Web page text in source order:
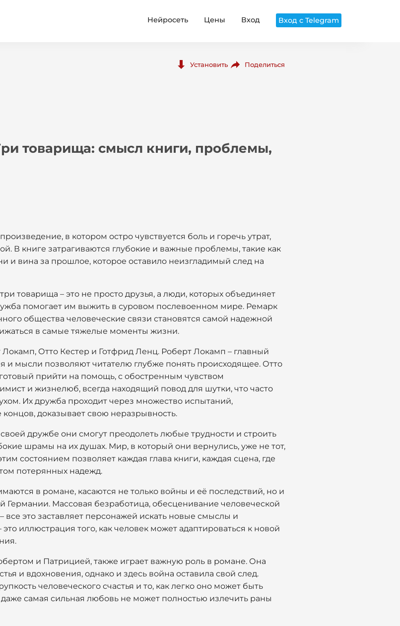
Нейросеть Цены Вход Вход с Telegram
Установить Поделиться
товарища: смысл книги, проблемы,
в котором остро чувствуется боль и горечь утрат,
В книге затрагиваются глубокие и важные проблемы, такие как
и вина за прошлое, которое оставило неизгладимый след на
товарища – это не просто друзья, а люди, которых объединяет
помогает им выжить в суровом послевоенном мире. Ремарк
общества человеческие связи становятся самой надежной
в самые тяжелые моменты жизни.
Отто Кестер и Готфрид Ленц. Роберт Локамп – главный
и мысли позволяют читателю глубже понять происходящее. Отто
прийти на помощь, с обостренным чувством
и жизнелюб, всегда находящий повод для шутки, что часто
Их дружба проходит через множество испытаний,
доказывает свою неразрывность.
дружбе они смогут преодолеть любые трудности и строить
шрамы на их душах. Мир, в который они вернулись, уже не тот,
состоянием позволяет каждая глава книги, каждая сцена, где
потерянных надежд.
в романе, касаются не только войны и её последствий, но и
Германии. Массовая безработица, обесценивание человеческой
это заставляет персонажей искать новые смыслы и
иллюстрация того, как человек может адаптироваться к новой
и Патрицией, также играет важную роль в романе. Она
и вдохновения, однако и здесь война оставила свой след.
человеческого счастья и то, как легко оно может быть
самая сильная любовь не может полностью излечить раны